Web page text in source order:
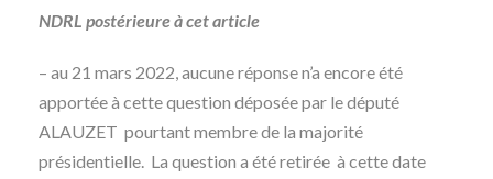
NDRL postérieure à cet article
– au 21 mars 2022, aucune réponse n’a encore été
apportée à cette question déposée par le député
ALAUZET pourtant membre de la majorité
présidentielle. La question a été retirée à cette date